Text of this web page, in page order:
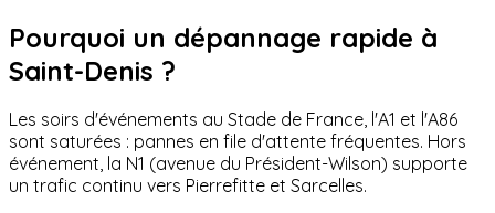
Pourquoi un dépannage rapide à
Saint-Denis ?
Les soirs d'événements au Stade de France, l'A1 et l'A86
sont saturées : pannes en file d'attente fréquentes. Hors
événement, la N1 (avenue du Président-Wilson) supporte
un trafic continu vers Pierrefitte et Sarcelles.